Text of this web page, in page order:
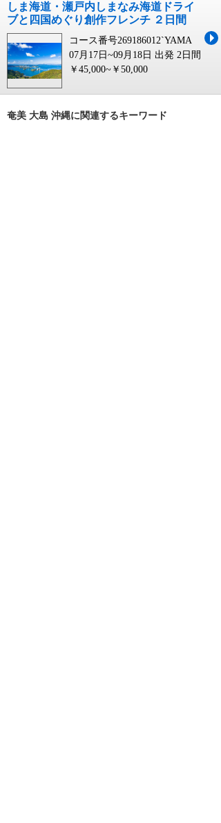
しま海道・瀬戸内しまなみ海道ドライ
ブと四国めぐり創作フレンチ ２日間
コース番号269186012`YAMA
07月17日~09月18日 出発 2日間
￥45,000~￥50,000
奄美 大島 沖縄に関連するキーワード